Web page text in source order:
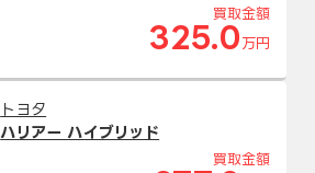
買取金額
325.0 万円
トヨタ
ハリアー ハイブリッド
買取金額